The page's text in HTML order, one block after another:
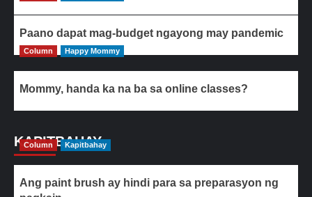
Paano dapat mag-budget ngayong may pandemic
Column Happy Mommy
Mommy, handa ka na ba sa online classes?
KAPITBAHAY
Column Kapitbahay
Ang paint brush ay hindi para sa preparasyon ng